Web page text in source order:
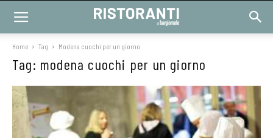
Home Tag Modena cuochi per un giorno
Tag: modena cuochi per un giorno